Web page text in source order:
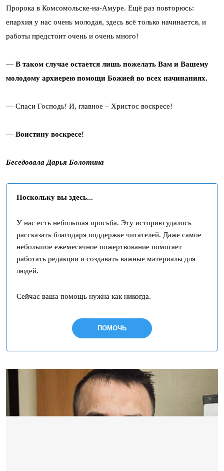
Пророка в Комсомольске-на-Амуре. Ещё раз повторюсь:
епархия у нас очень молодая, здесь всё только начинается, и
работы предстоит очень и очень много!
— В таком случае остается лишь пожелать Вам и Вашему
молодому архиерею помощи Божией во всех начинаниях.
— Спаси Господь! И, главное – Христос воскресе!
— Воистину воскресе!
Беседовала Дарья Болотина
Поскольку вы здесь...
У нас есть небольшая просьба. Эту историю удалось
рассказать благодаря поддержке читателей. Даже самое
небольшое ежемесячное пожертвование помогает
работать редакции и создавать важные материалы для
людей.
Сейчас ваша помощь нужна как никогда.
ПОМОЧЬ